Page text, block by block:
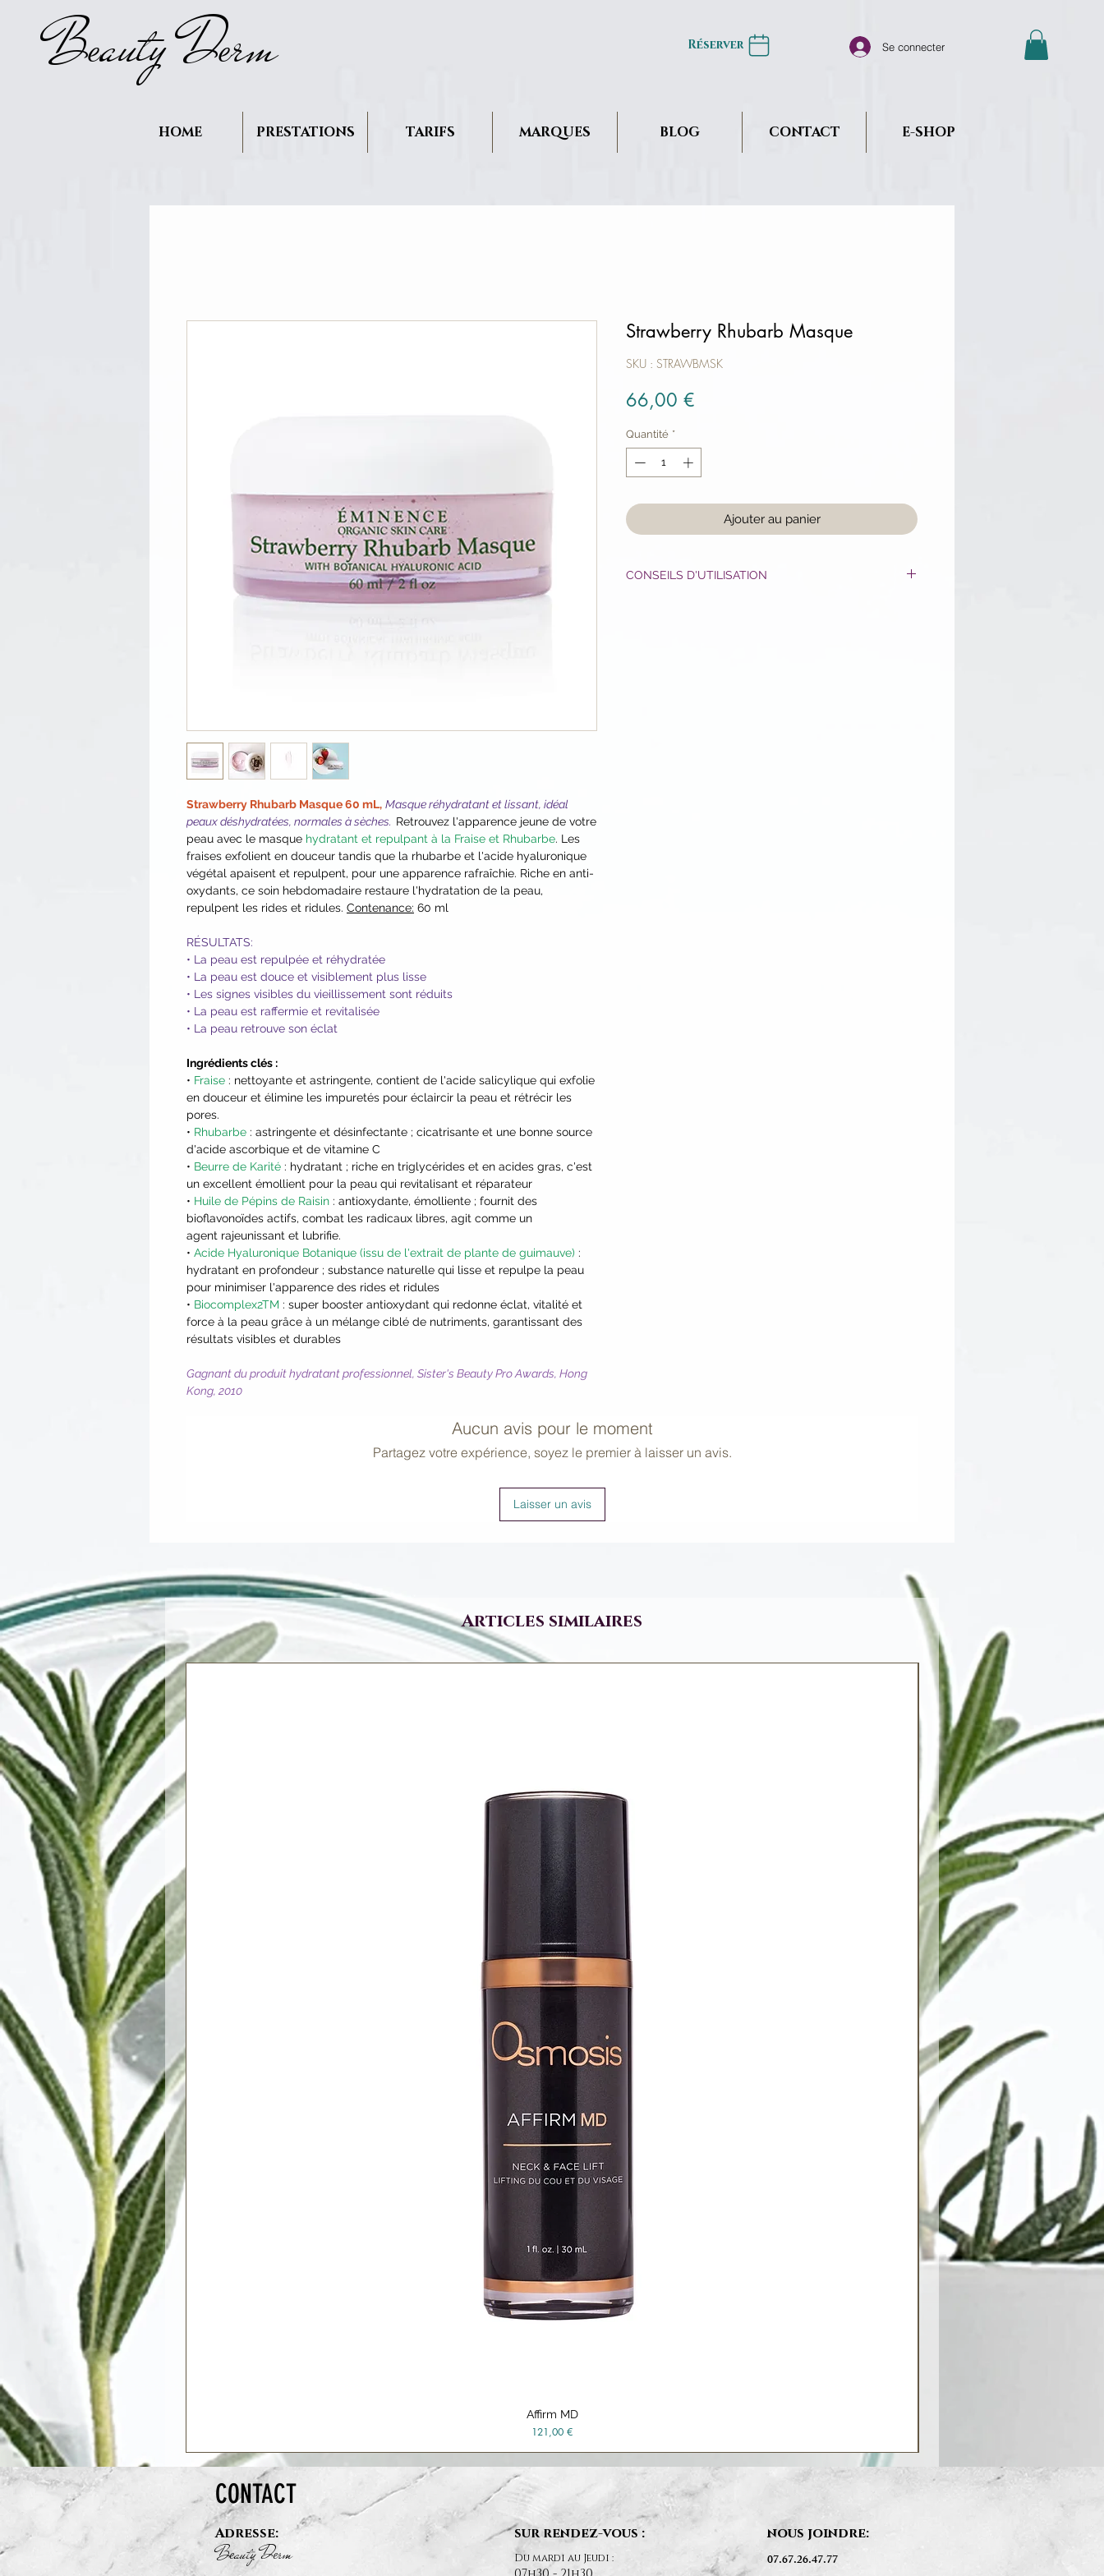
Beauty Derm Réserver Se connecter
HOME PRESTATIONS TARIFS MARQUES BLOG CONTACT E-SHOP
Strawberry Rhubarb Masque 60 mL, Masque réhydratant et lissant, idéal
peaux déshydratées, normales à sèches. Retrouvez l'apparence jeune de votre
peau avec le masque hydratant et repulpant à la Fraise et Rhubarbe. Les
fraises exfolient en douceur tandis que la rhubarbe et l'acide hyaluronique
végétal apaisent et repulpent, pour une apparence rafraîchie. Riche en anti-
oxydants, ce soin hebdomadaire restaure l'hydratation de la peau,
repulpent les rides et ridules. Contenance: 60 ml
RÉSULTATS:
• La peau est repulpée et réhydratée
• La peau est douce et visiblement plus lisse
• Les signes visibles du vieillissement sont réduits
• La peau est raffermie et revitalisée
• La peau retrouve son éclat
Ingrédients clés :
• Fraise : nettoyante et astringente, contient de l'acide salicylique qui exfolie
en douceur et élimine les impuretés pour éclaircir la peau et rétrécir les
pores.
• Rhubarbe : astringente et désinfectante ; cicatrisante et une bonne source
d'acide ascorbique et de vitamine C
• Beurre de Karité : hydratant ; riche en triglycérides et en acides gras, c'est
un excellent émollient pour la peau qui revitalisant et réparateur
• Huile de Pépins de Raisin : antioxydante, émolliente ; fournit des
bioflavonoïdes actifs, combat les radicaux libres, agit comme un
agent rajeunissant et lubrifie.
• Acide Hyaluronique Botanique (issu de l'extrait de plante de guimauve) :
hydratant en profondeur ; substance naturelle qui lisse et repulpe la peau
pour minimiser l'apparence des rides et ridules
• Biocomplex2TM : super booster antioxydant qui redonne éclat, vitalité et
force à la peau grâce à un mélange ciblé de nutriments, garantissant des
résultats visibles et durables
Gagnant du produit hydratant professionnel, Sister's Beauty Pro Awards, Hong
Kong, 2010
Strawberry Rhubarb Masque
SKU : STRAWBMSK
66,00 €
Quantité *
Ajouter au panier
CONSEILS D'UTILISATION
Aucun avis pour le moment
Partagez votre expérience, soyez le premier à laisser un avis.
Laisser un avis
Articles similaires
Aperçu rapide
Affirm MD
Prix
121,00 €
CONTACT
Adresse:
Beauty Derm
sur rendez-vous :
Du mardi au Jeudi :
nous joindre:
07.67.26.47.77